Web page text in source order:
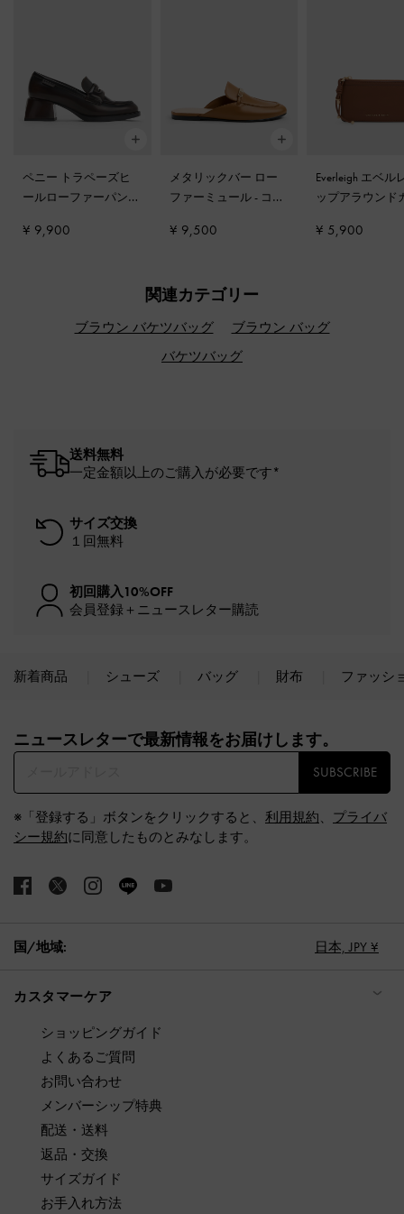
ペニー トラペーズヒ
ールローファーパンプ
¥ 9,900
メタリックバー ロー
ファーミュール- コニ
¥ 9,500
Everleigh エベル
ップアラウンド
ト
¥ 5,900
関連カテゴリー
ブラウン バケツバッグ
ブラウン バッグ
バケツバッグ
送料無料
一定金額以上のご購入が必要です*
サイズ交換
１回無料
初回購入10%OFF
会員登録＋ニュースレター購読
新着商品 シューズ バッグ 財布 ファッシ
ニュースレターで最新情報をお届けします。​
SUBSCRIBE
※「登録する」ボタンをクリックすると、 利用規約、 プライバ
シー規約に同意したものとみなします。
国/地域: 日本, JPY ¥
カスタマーケア
ショッピングガイド
よくあるご質問
お問い合わせ
メンバーシップ特典
配送・送料
返品・交換
サイズガイド
お手入れ方法